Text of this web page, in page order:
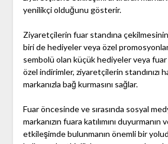
yenilikçi olduğunu gösterir.
Ziyaretçilerin fuar standına
biri de hediyeler veya özel
sembolü olan küçük hediyeler veya
özel indirimler, ziyaretçilerin standınızı
markanızla bağ kurmasını sağlar.
Fuar öncesinde ve sırasında sosyal
markanızın fuara katılımını
etkileşimde bulunmanın önemli bir